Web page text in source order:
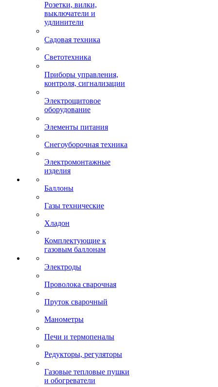
Розетки, вилки,
выключатели и
удлинители
Садовая техника
Светотехника
Приборы управления,
контроля, сигнализации
Электрощитовое
оборудование
Элементы питания
Снегоуборочная техника
Электромонтажные
изделия
Баллоны
Газы технические
Хладон
Комплектующие к
газовым баллонам
Электроды
Проволока сварочная
Пруток сварочный
Манометры
Печи и термопеналы
Редукторы, регуляторы
Газовые тепловые пушки
и обогреватели